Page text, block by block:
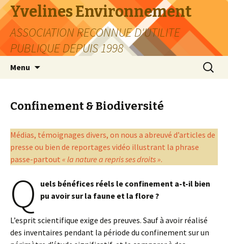
Yvelines Environnement
ASSOCIATION RECONNUE D'UTILITE
PUBLIQUE DEPUIS 1998
Menu
Confinement & Biodiversité
Médias, témoignages divers, on nous a abreuvé d’articles de
presse ou bien de reportages vidéo illustrant la phrase
passe-partout « la nature a repris ses droits ».
Q
uels bénéfices réels le confinement a-t-il bien
pu avoir sur la faune et la flore ?
L’esprit scientifique exige des preuves. Sauf à avoir réalisé
des inventaires pendant la période du confinement sur un